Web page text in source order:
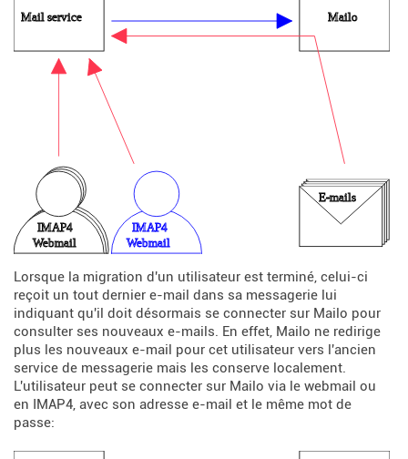
Lorsque la migration d'un utilisateur est terminé, celui-ci
reçoit un tout dernier e-mail dans sa messagerie lui
indiquant qu'il doit désormais se connecter sur Mailo pour
consulter ses nouveaux e-mails. En effet, Mailo ne redirige
plus les nouveaux e-mail pour cet utilisateur vers l'ancien
service de messagerie mais les conserve localement.
L'utilisateur peut se connecter sur Mailo via le webmail ou
en IMAP4, avec son adresse e-mail et le même mot de
passe: